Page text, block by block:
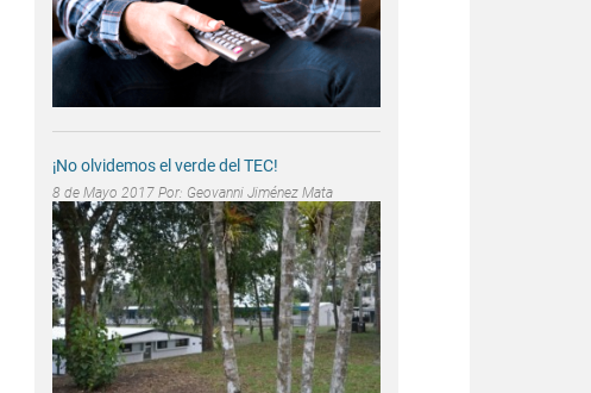
¡No olvidemos el verde del TEC!
8 de Mayo 2017 Por: Geovanni Jiménez Mata